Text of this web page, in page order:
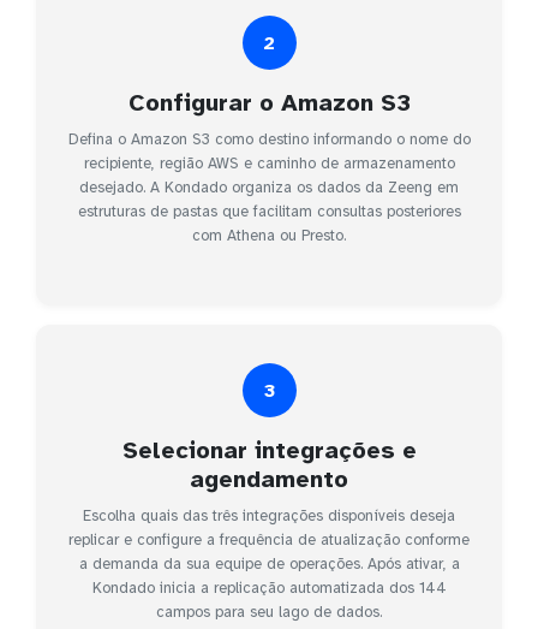
2
Configurar o Amazon S3
Defina o Amazon S3 como destino informando o nome do
recipiente, região AWS e caminho de armazenamento
desejado. A Kondado organiza os dados da Zeeng em
estruturas de pastas que facilitam consultas posteriores
com Athena ou Presto.
3
Selecionar integrações e
agendamento
Escolha quais das três integrações disponíveis deseja
replicar e configure a frequência de atualização conforme
a demanda da sua equipe de operações. Após ativar, a
Kondado inicia a replicação automatizada dos 144
campos para seu lago de dados.